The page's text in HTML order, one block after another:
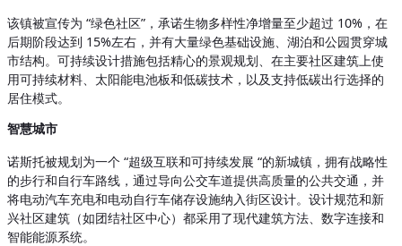
该镇被宣传为 “绿色社区”，承诺生物多样性净增量至少超过 10%，在
后期阶段达到 15%左右，并有大量绿色基础设施、湖泊和公园贯穿城
市结构。可持续设计措施包括精心的景观规划、在主要社区建筑上使
用可持续材料、太阳能电池板和低碳技术，以及支持低碳出行选择的
居住模式。
智慧城市
诺斯托被规划为一个 “超级互联和可持续发展 “的新城镇，拥有战略性
的步行和自行车路线，通过导向公交车道提供高质量的公共交通，并
将电动汽车充电和电动自行车储存设施纳入街区设计。设计规范和新
兴社区建筑（如团结社区中心）都采用了现代建筑方法、数字连接和
智能能源系统。